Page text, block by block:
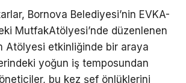
Bornova Belediyesi’nin EVKA-
MutfakAtölyesi’nde düzenlenen
Atölyesi etkinliğinde bir araya
yoğun iş temposundan
bu kez şef önlüklerini